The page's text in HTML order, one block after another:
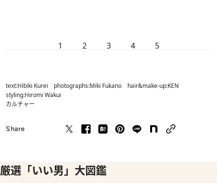
1 2 3 4 5
text:Hibiki Kurei photographs:Miki Fukano hair&make-up:KEN
styling:Hiromi Wakui
カルチャー
Share
厳選「いい男」大図鑑